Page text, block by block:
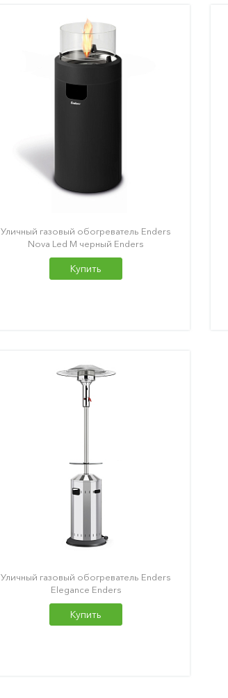
Уличный газовый обогреватель Enders
Nova Led M черный Enders
Купить
Уличный газовый обогреватель Enders
Elegance Enders
Купить